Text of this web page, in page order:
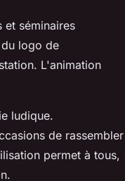
et séminaires
logo de
L'animation
ludique.
de rassembler
permet à tous,